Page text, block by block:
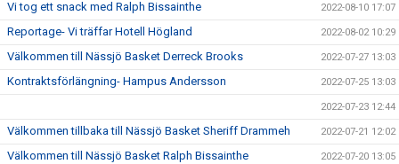
Vi tog ett snack med Ralph Bissainthe 2022-08-10 17:07
Reportage- Vi träffar Hotell Högland 2022-08-02 10:29
Välkommen till Nässjö Basket Derreck Brooks 2022-07-27 13:03
Kontraktsförlängning- Hampus Andersson 2022-07-25 13:03
2022-07-23 12:44
Välkommen tillbaka till Nässjö Basket Sheriff Drammeh 2022-07-21 12:02
Välkommen till Nässjö Basket Ralph Bissainthe 2022-07-20 13:05